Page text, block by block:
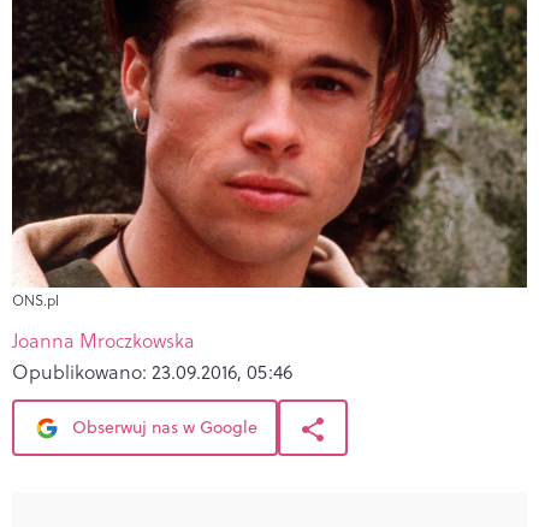
ONS.pl
Joanna Mroczkowska
Opublikowano: 23.09.2016, 05:46
Obserwuj nas w Google